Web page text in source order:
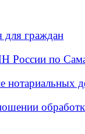
для граждан
по
нотариальных